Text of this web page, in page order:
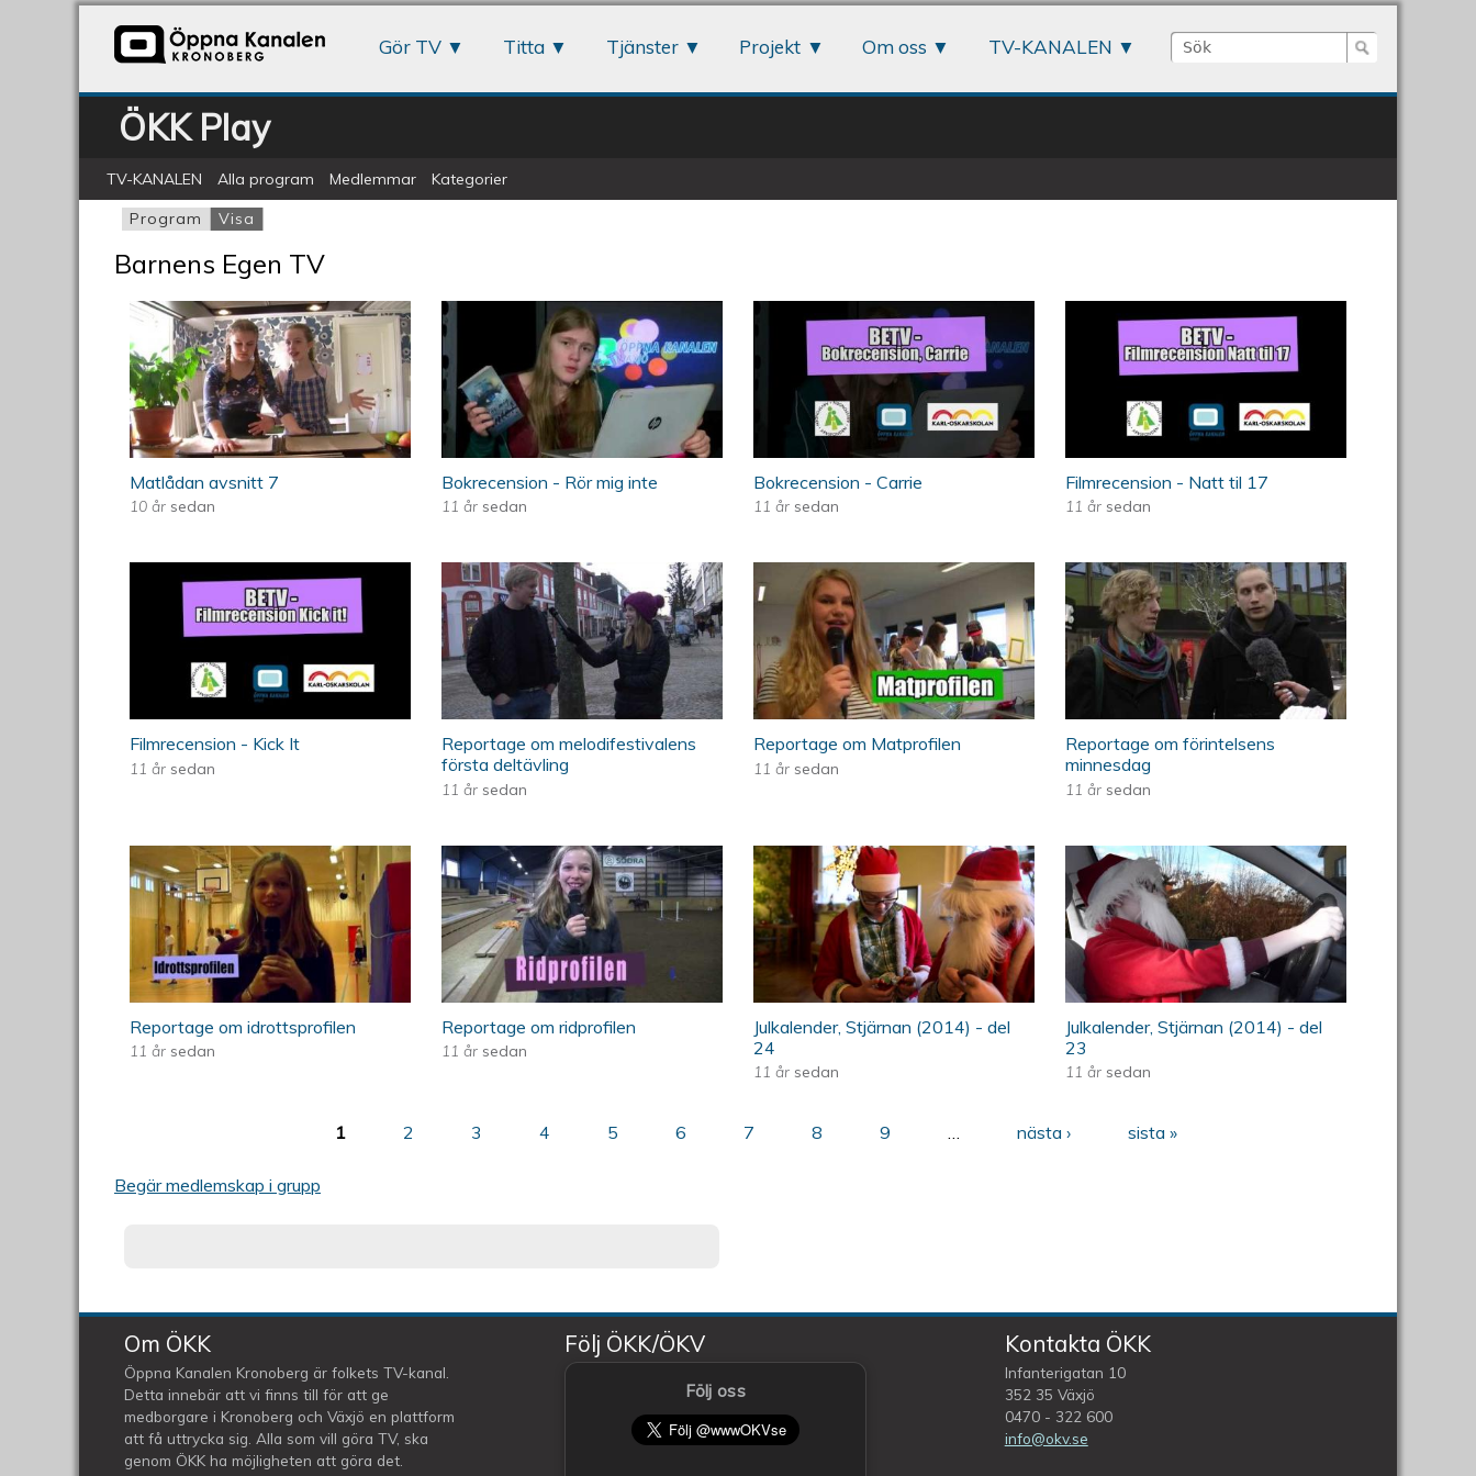
Sökformulär
Sök
Gör TV Titta Tjänster Projekt Om oss TV-KANALEN
ÖKK Play
TV-KANALEN Alla program Medlemmar Kategorier
Primära flikar
Program Visa
Barnens Egen TV
Matlådan avsnitt 7
Matlådan avsnitt 7
10 år sedan
Bokrecension - Rör mig inte
Bokrecension - Rör mig inte
11 år sedan
Bokrecension - Carrie
Bokrecension - Carrie
11 år sedan
Filmrecension - Natt til 17
Filmrecension - Natt til 17
11 år sedan
Filmrecension - Kick It
Filmrecension - Kick It
11 år sedan
Reportage om melodifestivalens första deltävling
Reportage om melodifestivalens
första deltävling
11 år sedan
Reportage om Matprofilen
Reportage om Matprofilen
11 år sedan
Reportage om förintelsens
minnesdag
Reportage om förintelsens
minnesdag
11 år sedan
Reportage om idrottsprofilen
Reportage om idrottsprofilen
11 år sedan
Reportage om ridprofilen
Reportage om ridprofilen
11 år sedan
Stjärnan 2014 del 24
Julkalender, Stjärnan (2014) - del
24
11 år sedan
Stjärnan 2014 del 23
Julkalender, Stjärnan (2014) - del
23
11 år sedan
1 2 3 4 5 6 7 8 9 … nästa › sista »
Begär medlemskap i grupp
Om ÖKK
Öppna Kanalen Kronoberg är folkets TV-kanal.
Detta innebär att vi finns till för att ge
medborgare i Kronoberg och Växjö en plattform
att få uttrycka sig. Alla som vill göra TV, ska
genom ÖKK ha möjligheten att göra det.
Följ ÖKK/ÖKV
Följ oss
Kontakta ÖKK
Infanterigatan 10
352 35 Växjö
0470 - 322 600
info@okv.se